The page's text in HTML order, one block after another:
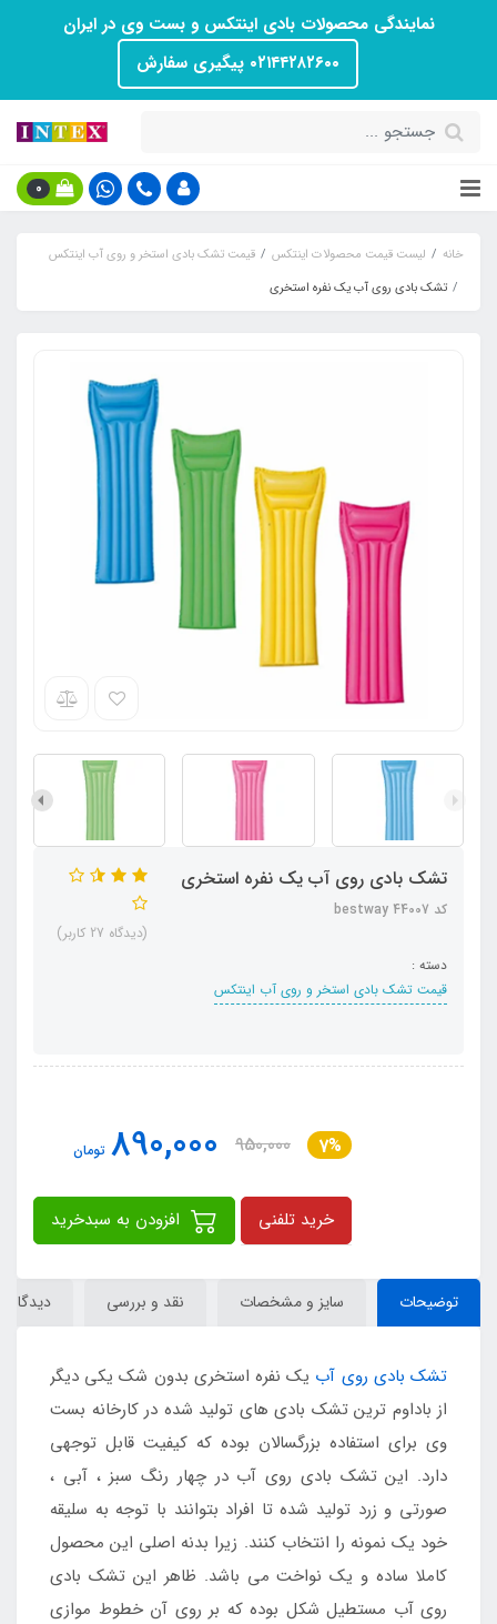
نمایندگی محصولات بادی اینتکس و بست وی در ایران
۰۲۱۴۴۲۸۲۶۰۰ پیگیری سفارش
0
خانه لیست قیمت محصولات اینتکس
قیمت تشک بادی استخر و روی آب اینتکس
تشک بادی روی آب یک نفره استخری
تشک بادی روی آب یک نفره استخری
کد bestway 44007
دسته :
قیمت تشک بادی استخر و روی آب اینتکس
(دیدگاه 27 کاربر)
7%
950,000
890,000 تومان
خرید تلفنی
توضیحات سایز و مشخصات نقد و بررسی
تشک بادی روی آب یک نفره استخری بدون شک یکی دیگر
از باداوم ترین تشک بادی های تولید شده در کارخانه بست
وی برای استفاده بزرگسالان بوده که کیفیت قابل توجهی
دارد. این تشک بادی روی آب در چهار رنگ سبز ، آبی ،
صورتی و زرد تولید شده تا افراد بتوانند با توجه به سلیقه
خود یک نمونه را انتخاب کنند. زیرا بدنه اصلی این محصول
کاملا ساده و یک نواخت می باشد. ظاهر این تشک بادی
روی آب مستطیل شکل بوده که بر روی آن خطوط موازی